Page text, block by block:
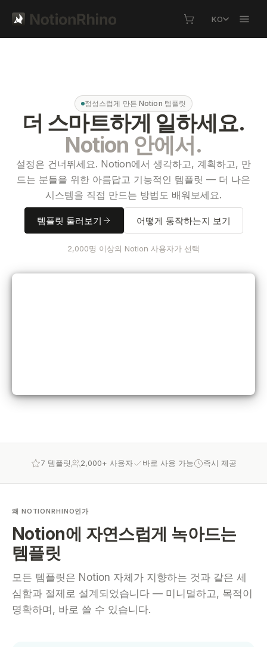
KO
정성스럽게 만든 Notion 템플릿
더 스마트하게 일하세요.
Notion 안에서.
설정은 건너뛰세요. Notion에서 생각하고, 계획하고, 만
드는 분들을 위한 아름답고 기능적인 템플릿 — 더 나은
시스템을 직접 만드는 방법도 배워보세요.
템플릿 둘러보기 어떻게 동작하는지 보기
2,000명 이상의 Notion 사용자가 선택
7 템플릿 2,000+ 사용자 바로 사용 가능 즉시 제공
왜 NOTIONRHINO인가
Notion에 자연스럽게 녹아드는
템플릿
모든 템플릿은 Notion 자체가 지향하는 것과 같은 세
심함과 절제로 설계되었습니다 — 미니멀하고, 목적이
명확하며, 바로 쓸 수 있습니다.